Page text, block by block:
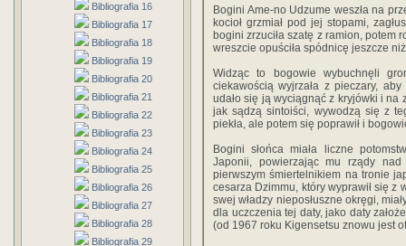
Bibliografia 16
Bibliografia 17
Bibliografia 18
Bibliografia 19
Bibliografia 20
Bibliografia 21
Bibliografia 22
Bibliografia 23
Bibliografia 24
Bibliografia 25
Bibliografia 26
Bibliografia 27
Bibliografia 28
Bibliografia 29
Bogini Ame-no Udzume weszła na
kocioł grzmiał pod jej stopami,
bogini zrzuciła szatę z ramion, potem
wreszcie opuściła spódnicę jeszcze
Widząc to bogowie wybuchnęli
ciekawością wyjrzała z pieczary,
udało się ją wyciągnąć z kryjówki i na
jak sądzą sintoiści, wywodzą się z
piekła, ale potem się poprawił i
Bogini słońca miała liczne
Japonii, powierzając mu rządy
pierwszym śmiertelnikiem na tronie
cesarza Dzimmu, który wyprawił się
swej władzy nieposłuszne okręgi,
dla uczczenia tej daty, jako daty
(od 1967 roku Kigensetsu znowu jest